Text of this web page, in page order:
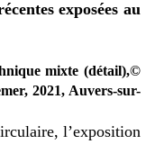
exposées au
mixte (détail),©
2021, Auvers-sur-
l’exposition